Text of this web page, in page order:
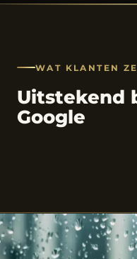
WAT KLANTEN
Uitstekend
Google